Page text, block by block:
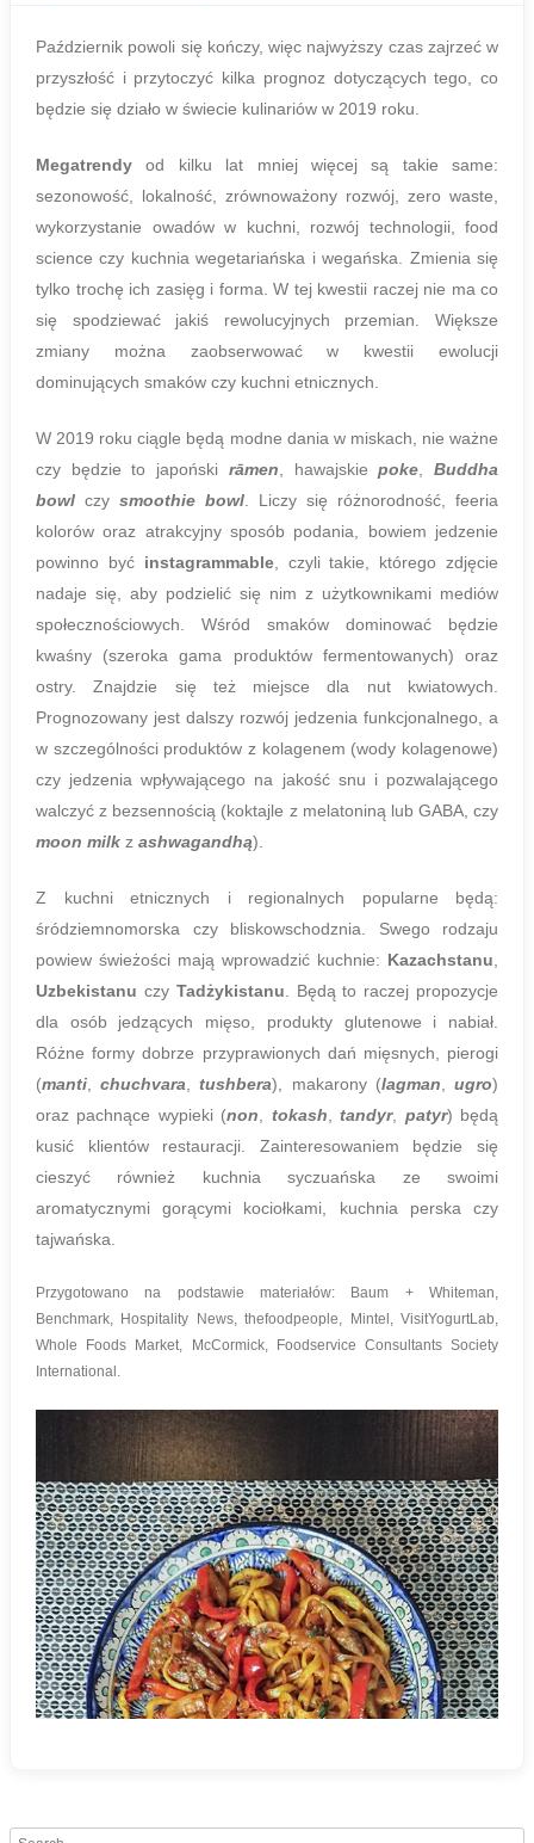
Październik powoli się kończy, więc najwyższy czas zajrzeć w
przyszłość i przytoczyć kilka prognoz dotyczących tego, co
będzie się działo w świecie kulinariów w 2019 roku.
Megatrendy od kilku lat mniej więcej są takie same:
sezonowość, lokalność, zrównoważony rozwój, zero waste,
wykorzystanie owadów w kuchni, rozwój technologii, food
science czy kuchnia wegetariańska i wegańska. Zmienia się
tylko trochę ich zasięg i forma. W tej kwestii raczej nie ma co
się spodziewać jakiś rewolucyjnych przemian. Większe
zmiany można zaobserwować w kwestii ewolucji
dominujących smaków czy kuchni etnicznych.
W 2019 roku ciągle będą modne dania w miskach, nie ważne
czy będzie to japoński rāmen, hawajskiepoke,Buddha
bowl czy smoothie bowl. Liczy się różnorodność, feeria
kolorów oraz atrakcyjny sposób podania, bowiem jedzenie
powinno być instagrammable, czyli takie, którego zdjęcie
nadaje się, aby podzielić się nim z użytkownikami mediów
społecznościowych. Wśród smaków dominować będzie
kwaśny (szeroka gama produktów fermentowanych) oraz
ostry. Znajdzie się też miejsce dla nut kwiatowych.
Prognozowany jest dalszy rozwój jedzenia funkcjonalnego, a
w szczególności produktów z kolagenem (wody kolagenowe)
czy jedzenia wpływającego na jakość snu i pozwalającego
walczyć z bezsennością (koktajle z melatoniną lub GABA, czy
moon milk z ashwagandhą).
Z kuchni etnicznych i regionalnych popularne będą:
śródziemnomorska czy bliskowschodznia. Swego rodzaju
powiew świeżości mają wprowadzić kuchnie: Kazachstanu,
Uzbekistanu czy Tadżykistanu. Będą to raczej propozycje
dla osób jedzących mięso, produkty glutenowe i nabiał.
Różne formy dobrze przyprawionych dań mięsnych, pierogi
(manti,chuchvara,tushbera), makarony (lagman,ugro)
oraz pachnące wypieki (non, tokash,tandyr, patyr) będą
kusić klientów restauracji. Zainteresowaniem będzie się
cieszyć również kuchnia syczuańska ze swoimi
aromatycznymi gorącymi kociołkami, kuchnia perska czy
tajwańska.
Przygotowano na podstawie materiałów: Baum + Whiteman,
Benchmark, Hospitality News, thefoodpeople, Mintel, VisitYogurtLab,
Whole Foods Market, McCormick, Foodservice Consultants Society
International.
Search